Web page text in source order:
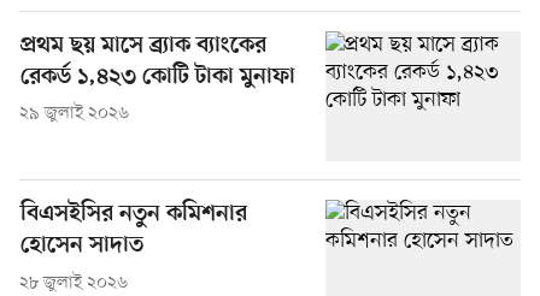
প্রথম ছয় মাসে ব্র্যাক ব্যাংকের
রেকর্ড ১,৪২৩ কোটি টাকা মুনাফা
২৯ জুলাই ২০২৬
বিএসইসির নতুন কমিশনার
হোসেন সাদাত
২৮ জুলাই ২০২৬